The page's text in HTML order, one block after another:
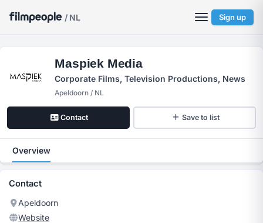
/ NL Sign up
Maspiek Media
Corporate Films, Television Productions, News
Apeldoorn / NL
Contact Save to list
Overview
Contact
Apeldoorn
Website